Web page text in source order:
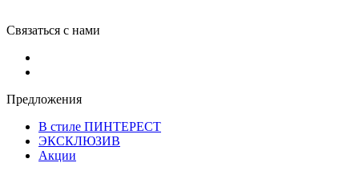
Связаться с нами
Предложения
В стиле ПИНТЕРЕСТ
ЭКСКЛЮЗИВ
Акции